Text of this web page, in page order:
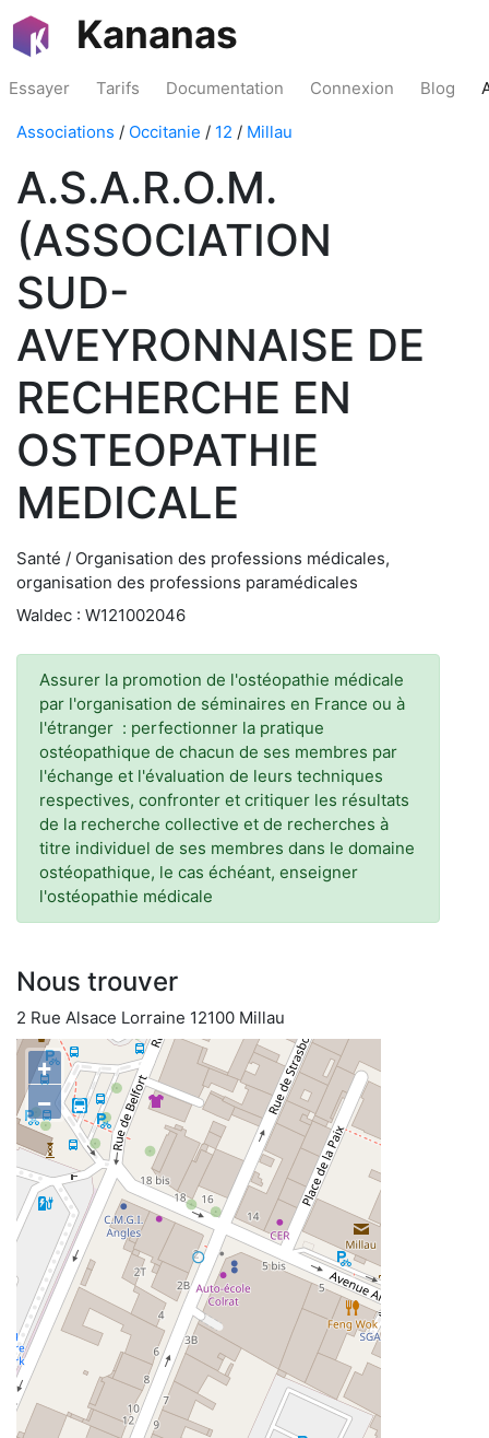
Kananas
Essayer Tarifs Documentation Connexion Blog
Associations / Occitanie / 12 / Millau
A.S.A.R.O.M.
(ASSOCIATION
SUD-
AVEYRONNAISE DE
RECHERCHE EN
OSTEOPATHIE
MEDICALE
Santé / Organisation des professions médicales,
organisation des professions paramédicales
Waldec : W121002046
Assurer la promotion de l'ostéopathie médicale
par l'organisation de séminaires en France ou à
l'étranger : perfectionner la pratique
ostéopathique de chacun de ses membres par
l'échange et l'évaluation de leurs techniques
respectives, confronter et critiquer les résultats
de la recherche collective et de recherches à
titre individuel de ses membres dans le domaine
ostéopathique, le cas échéant, enseigner
l'ostéopathie médicale
Nous trouver
2 Rue Alsace Lorraine 12100 Millau
+
−